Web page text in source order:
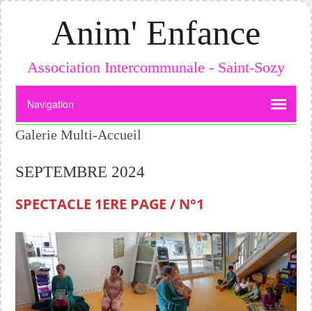
Anim' Enfance
Association Intercommunale - Saint-Sozy
Galerie Multi-Accueil
SEPTEMBRE 2024
SPECTACLE 1ERE PAGE / N°1